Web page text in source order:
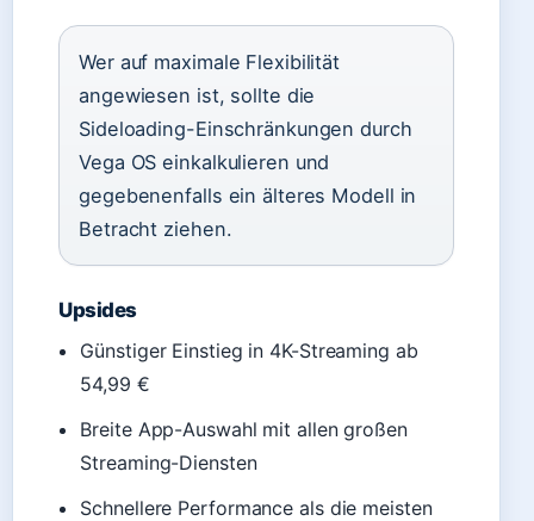
Wer auf maximale Flexibilität
angewiesen ist, sollte die
Sideloading-Einschränkungen durch
Vega OS einkalkulieren und
gegebenenfalls ein älteres Modell in
Betracht ziehen.
Upsides
Günstiger Einstieg in 4K-Streaming ab
54,99 €
Breite App-Auswahl mit allen großen
Streaming-Diensten
Schnellere Performance als die meisten